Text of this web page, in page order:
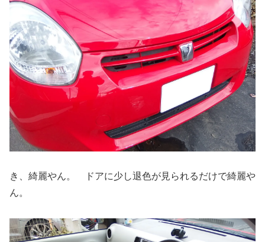
き、綺麗やん。 ドアに少し退色が見られるだけで綺麗や
ん。